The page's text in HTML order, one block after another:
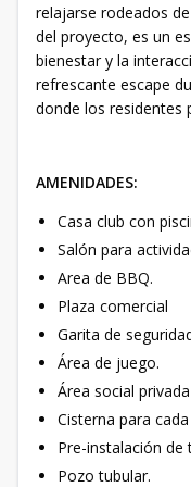
relajarse rodeados
del proyecto, es un
bienestar y la
refrescante escape
donde los residentes
AMENIDADES:
Casa club con
Salón para
Area de BBQ.
Plaza comercial
Garita de
Área de juego.
Área social privada
Cisterna para
Pre-instalación de
Pozo tubular.